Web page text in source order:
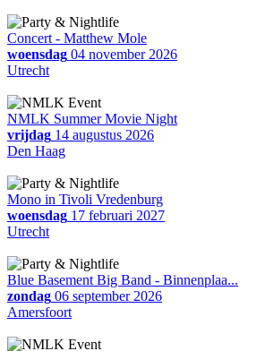
Concert - Matthew Mole
woensdag 04 november 2026
Utrecht
NMLK Summer Movie Night
vrijdag 14 augustus 2026
Den Haag
Mono in Tivoli Vredenburg
woensdag 17 februari 2027
Utrecht
Blue Basement Big Band - Binnenplaa...
zondag 06 september 2026
Amersfoort